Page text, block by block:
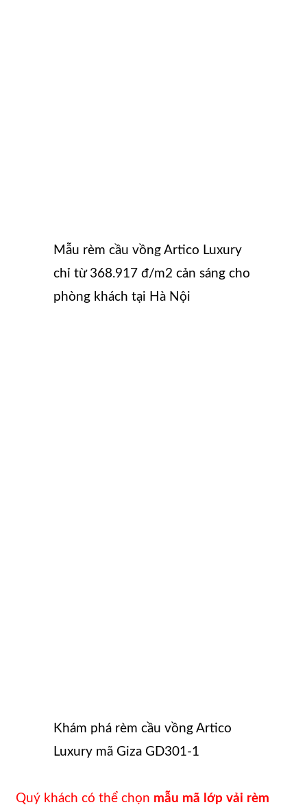
Mẫu rèm cầu vồng Artico Luxury
chỉ từ 368.917 đ/m2 cản sáng cho
phòng khách tại Hà Nội
Khám phá rèm cầu vồng Artico
Luxury mã Giza GD301-1
Quý khách có thể chọn mẫu mã lớp vải rèm